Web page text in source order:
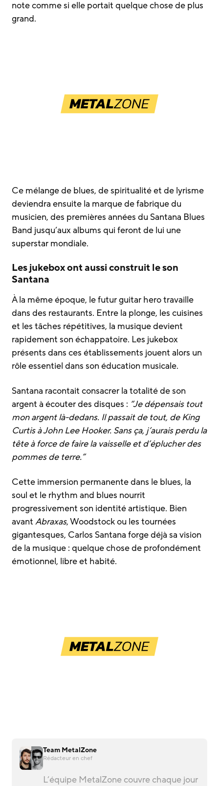
note comme si elle portait quelque chose de plus
grand.
Ce mélange de blues, de spiritualité et de lyrisme
deviendra ensuite la marque de fabrique du
musicien, des premières années du Santana Blues
Band jusqu’aux albums qui feront de lui une
superstar mondiale.
Les jukebox ont aussi construit le son
Santana
À la même époque, le futur guitar hero travaille
dans des restaurants. Entre la plonge, les cuisines
et les tâches répétitives, la musique devient
rapidement son échappatoire. Les jukebox
présents dans ces établissements jouent alors un
rôle essentiel dans son éducation musicale.
Santana racontait consacrer la totalité de son
argent à écouter des disques : “Je dépensais tout
mon argent là-dedans. Il passait de tout, de King
Curtis à John Lee Hooker. Sans ça, j’aurais perdu la
tête à force de faire la vaisselle et d’éplucher des
pommes de terre.”
Cette immersion permanente dans le blues, la
soul et le rhythm and blues nourrit
progressivement son identité artistique. Bien
avant Abraxas, Woodstock ou les tournées
gigantesques, Carlos Santana forge déjà sa vision
de la musique : quelque chose de profondément
émotionnel, libre et habité.
Team MetalZone
Rédacteur en chef
L’équipe MetalZone couvre chaque jour